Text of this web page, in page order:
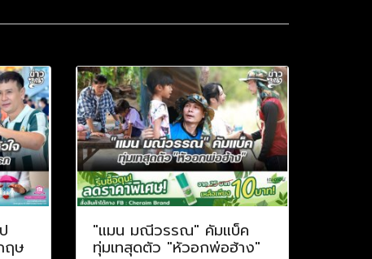
ฤษ
"แมน มณีวรรณ" คัมแบ็ค
ทุ่มเทสุดตัว "หัวอกพ่อฮ้าง"